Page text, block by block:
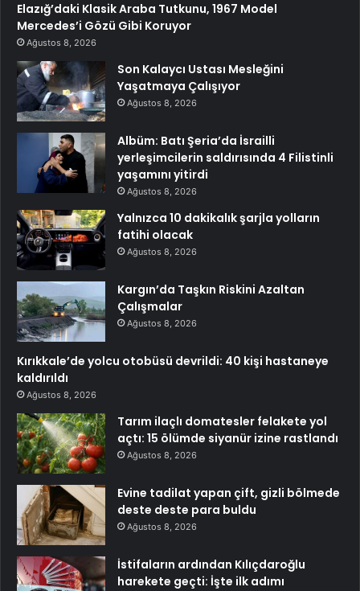
Elazığ’daki Klasik Araba Tutkunu, 1967 Model
Mercedes’i Gözü Gibi Koruyor
Ağustos 8, 2026
Son Kalaycı Ustası Mesleğini
Yaşatmaya Çalışıyor
Ağustos 8, 2026
Albüm: Batı Şeria’da İsrailli
yerleşimcilerin saldırısında 4 Filistinli
yaşamını yitirdi
Ağustos 8, 2026
Yalnızca 10 dakikalık şarjla yolların
fatihi olacak
Ağustos 8, 2026
Kargın’da Taşkın Riskini Azaltan
Çalışmalar
Ağustos 8, 2026
Kırıkkale’de yolcu otobüsü devrildi: 40 kişi hastaneye
kaldırıldı
Ağustos 8, 2026
Tarım ilaçlı domatesler felakete yol
açtı: 15 ölümde siyanür izine rastlandı
Ağustos 8, 2026
Evine tadilat yapan çift, gizli bölmede
deste deste para buldu
Ağustos 8, 2026
İstifaların ardından Kılıçdaroğlu
harekete geçti: İşte ilk adımı